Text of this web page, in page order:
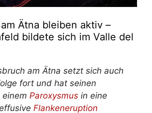
Ätna bleiben aktiv –
bildete sich im Valle del
am Ätna setzt sich auch
fort und hat seinen
einem Paroxysmus in eine
Flankeneruption